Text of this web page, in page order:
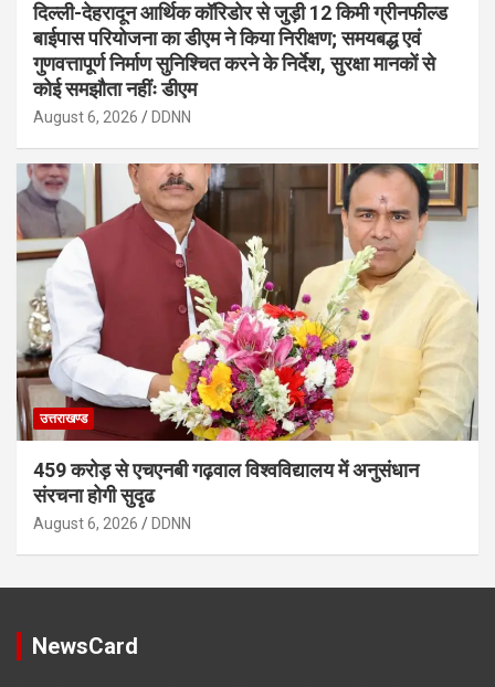
दिल्ली-देहरादून आर्थिक कॉरिडोर से जुड़ी 12 किमी ग्रीनफील्ड
बाईपास परियोजना का डीएम ने किया निरीक्षण; समयबद्ध एवं
गुणवत्तापूर्ण निर्माण सुनिश्चित करने के निर्देश, सुरक्षा मानकों से
कोई समझौता नहींः डीएम
August 6, 2026 DDNN
उत्तराखण्ड
459 करोड़ से एचएनबी गढ़वाल विश्वविद्यालय में अनुसंधान
संरचना होगी सुदृढ
August 6, 2026 DDNN
NewsCard